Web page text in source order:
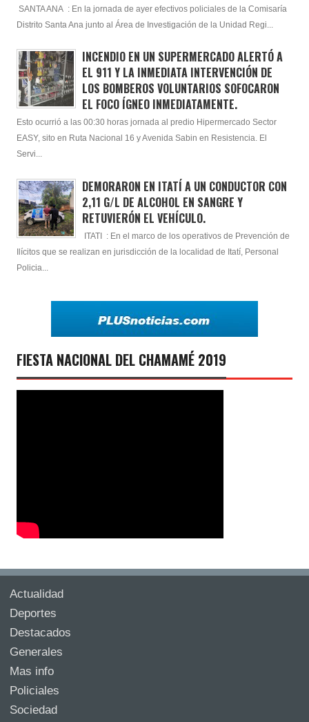
SANTA ANA : En la jornada de ayer efectivos policiales de la Comisaría
Distrito Santa Ana junto al Área de Investigación de la Unidad Regi...
INCENDIO EN UN SUPERMERCADO ALERTÓ A
EL 911 Y LA INMEDIATA INTERVENCIÓN DE
LOS BOMBEROS VOLUNTARIOS SOFOCARON
EL FOCO ÍGNEO INMEDIATAMENTE.
Esto ocurrió a las 00:30 horas jornada al predio Hipermercado Sector
EASY, sito en Ruta Nacional 16 y Avenida Sabin en Resistencia. El
Servi...
DEMORARON EN ITATÍ A UN CONDUCTOR CON
2,11 G/L DE ALCOHOL EN SANGRE Y
RETUVIERÓN EL VEHÍCULO.
ITATI : En el marco de los operativos de Prevención de
Ilícitos que se realizan en jurisdicción de la localidad de Itatí, Personal
Policia...
FIESTA NACIONAL DEL CHAMAMÉ 2019
Actualidad
Deportes
Destacados
Generales
Mas info
Policiales
Sociedad